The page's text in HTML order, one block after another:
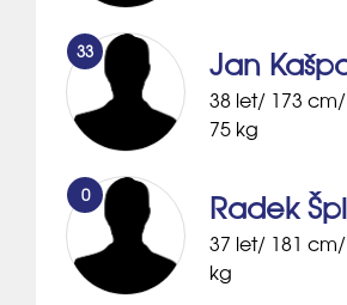
33 Jan
38 let/ 173 cm/
75 kg
0 Radek
37 let/ 181
kg